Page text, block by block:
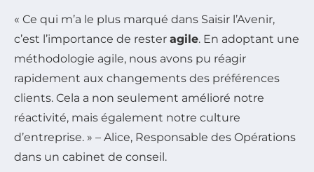
« Ce qui m’a le plus marqué dans Saisir l’Avenir,
c’est l’importance de rester agile. En adoptant une
méthodologie agile, nous avons pu réagir
rapidement aux changements des préférences
clients. Cela a non seulement amélioré notre
réactivité, mais également notre culture
d’entreprise. » – Alice, Responsable des Opérations
dans un cabinet de conseil.